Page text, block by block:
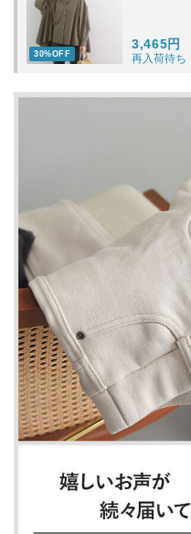
30%OFF
3,465円
再入荷待ち